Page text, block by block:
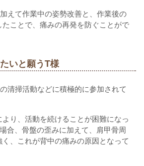
えて作業中の姿勢改善と、作業後の
ことで、痛みの再発を防ぐことがで
いと願うT様
清掃活動などに積極的に参加されて
り、活動を続けることが困難になっ
合、骨盤の歪みに加えて、肩甲骨周
、これが背中の痛みの原因となって